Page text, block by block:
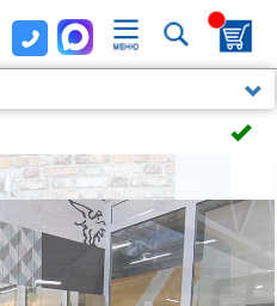
поддоны
на ванну и поддоны
Adequation E4931-GA